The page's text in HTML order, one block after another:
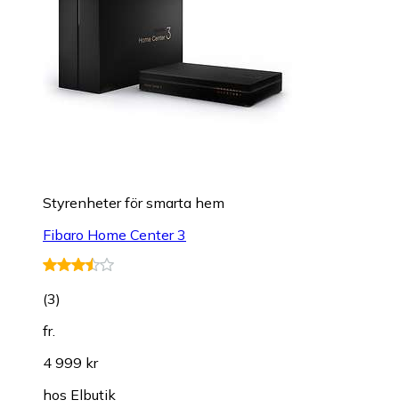
Styrenheter för smarta hem
Fibaro Home Center 3
(3)
fr.
4 999 kr
hos Elbutik